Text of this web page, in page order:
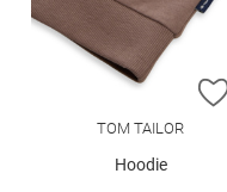
TOM TAILOR
Hoodie